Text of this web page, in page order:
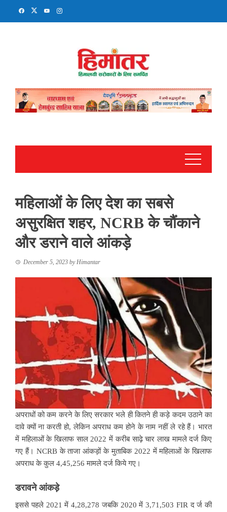
महिलाओं के लिए देश का सबसे
असुरक्षित शहर, NCRB के चौंकाने
और डराने वाले आंकड़े
December 5, 2023 byHimantar
अपराधों को कम करने के लिए सरकार भले ही कितने ही कड़े कदम उठाने का
दावे क्यों ना करती हो, लेकिन अपराध कम होने के नाम नहीं ले रहे हैं। भारत
में महिलाओं के खिलाफ साल 2022 में करीब साढ़े चार लाख मामले दर्ज किए
गए हैं। NCRB के ताजा आंकड़ों के मुताबिक 2022 में महिलाओं के खिलाफ
अपराध के कुल 4,45,256 मामले दर्ज किये गए।
डरावने आंकड़े
इससे पहले 2021 में 4,28,278 जबकि 2020 में 3,71,503 FIR द र्ज की